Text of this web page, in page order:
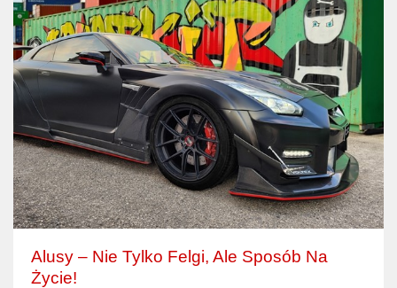
Alusy – Nie Tylko Felgi, Ale Sposób Na
Życie!